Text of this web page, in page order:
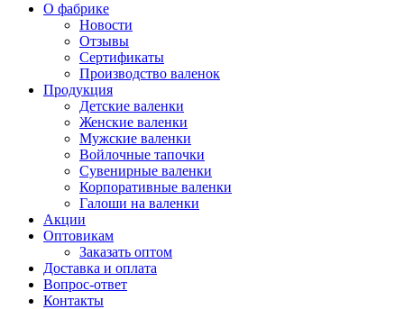
О фабрике
Новости
Отзывы
Сертификаты
Производство валенок
Продукция
Детские валенки
Женские валенки
Мужские валенки
Войлочные тапочки
Сувенирные валенки
Корпоративные валенки
Галоши на валенки
Акции
Оптовикам
Заказать оптом
Доставка и оплата
Вопрос-ответ
Контакты